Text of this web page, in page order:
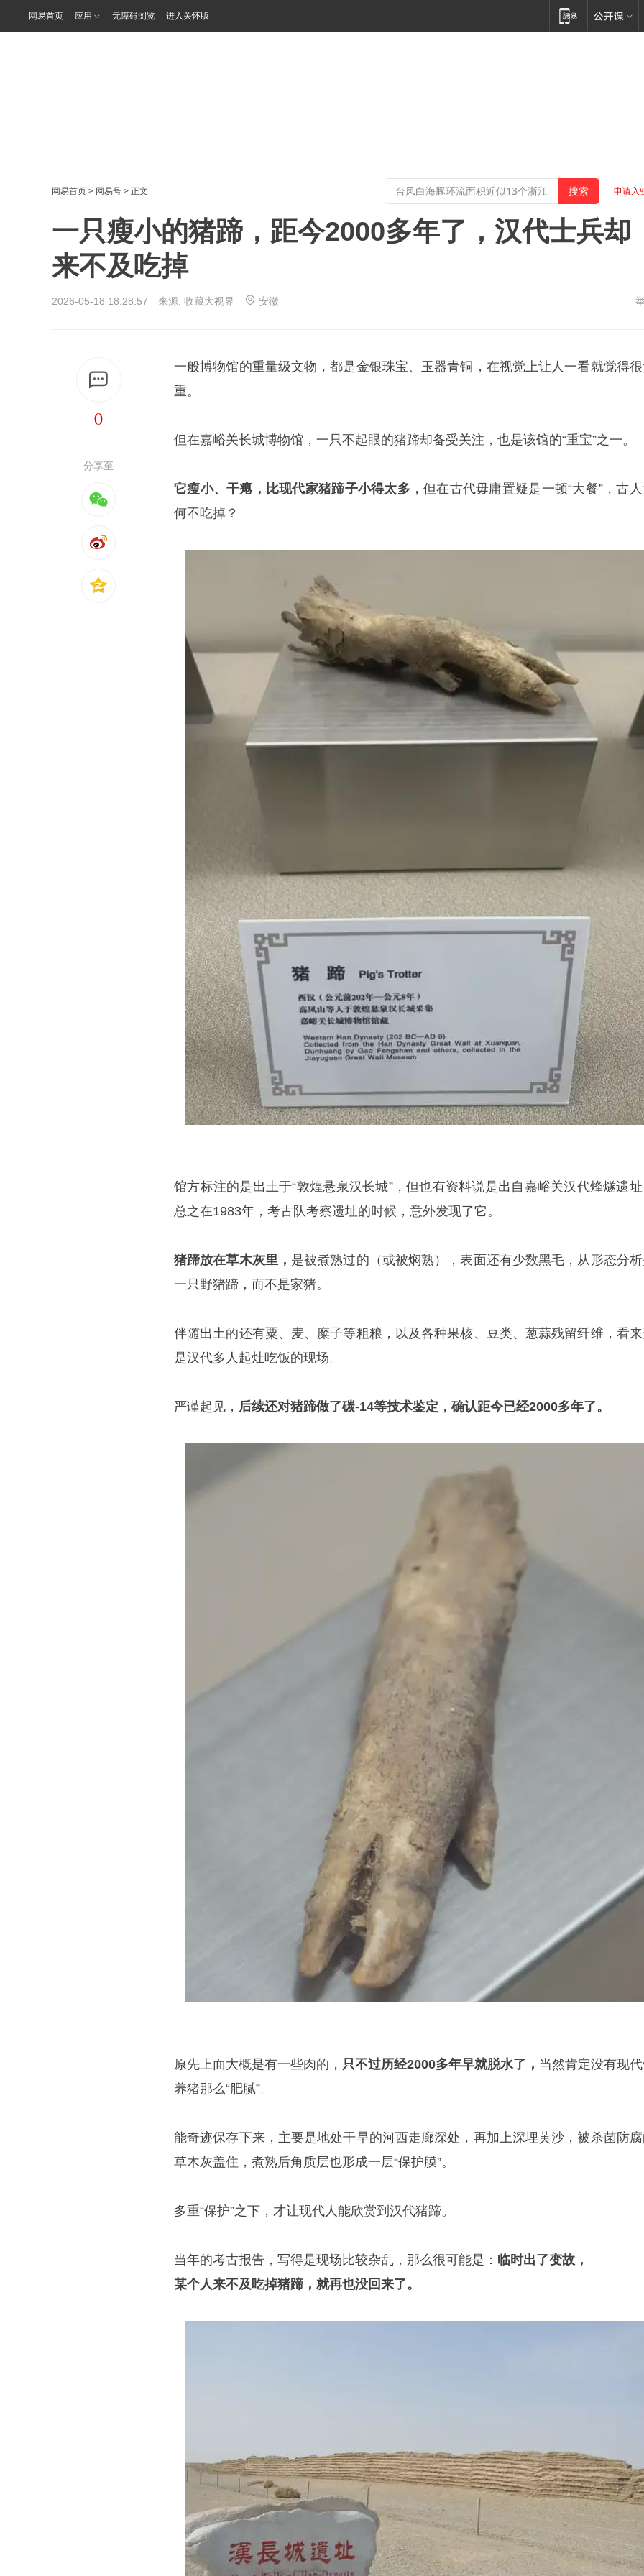
网易首页 应用 无障碍浏览 进入关怀版
网易首页 > 网易号 > 正文 申请入
一只瘦小的猪蹄，距今2000多年了，汉代士兵却
来不及吃掉
2026-05-18 18:28:57 来源: 收藏大视界 安徽
0
分享至
一般博物馆的重量级文物，都是金银珠宝、玉器青铜，在视觉上让人一看就觉得
重。
但在嘉峪关长城博物馆，一只不起眼的猪蹄却备受关注，也是该馆的“重宝”之一。
它瘦小、干瘪，比现代家猪蹄子小得太多，但在古代毋庸置疑是一顿“大餐”，古
何不吃掉？
馆方标注的是出土于“敦煌悬泉汉长城”，但也有资料说是出自嘉峪关汉代烽燧遗
总之在1983年，考古队考察遗址的时候，意外发现了它。
猪蹄放在草木灰里， 是被煮熟过的（或被焖熟），表面还有少数黑毛，从形态分
一只野猪蹄，而不是家猪。
伴随出土的还有粟、麦、糜子等粗粮，以及各种果核、豆类、葱蒜残留纤维，看
是汉代多人起灶吃饭的现场。
严谨起见， 后续还对猪蹄做了碳-14等技术鉴定，确认距今已经2000多年了。
原先上面大概是有一些肉的， 只不过历经2000多年早就脱水了， 当然肯定没有现
养猪那么“肥腻”。
能奇迹保存下来，主要是地处干旱的河西走廊深处，再加上深埋黄沙，被杀菌防
草木灰盖住，煮熟后角质层也形成一层“保护膜”。
多重“保护”之下，才让现代人能欣赏到汉代猪蹄。
当年的考古报告，写得是现场比较杂乱，那么很可能是： 临时出了变故，
某个人来不及吃掉猪蹄，就再也没回来了。